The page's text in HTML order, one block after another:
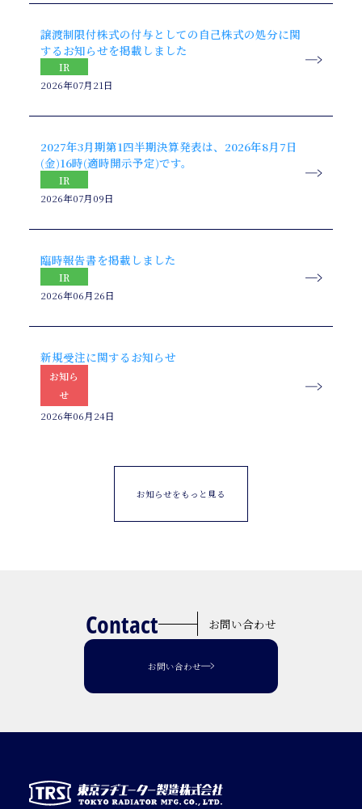
2026年07月21日
IR
譲渡制限付株式の付与としての自己株式の処分に関
するお知らせを掲載しました
2026年07月09日
IR
2027年3月期第1四半期決算発表は、2026年8月7日
(金)16時(適時開示予定)です。
2026年06月26日
IR
臨時報告書を掲載しました
2026年06月24日
お知ら
せ
新規受注に関するお知らせ
お知らせをもっと見る
Contact お問い合わせ
お問い合わせ